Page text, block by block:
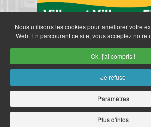
Retrait des données personnelles
Plan du
Nous utilisons les cookies pour améliorer votre
Web. En parcourant ce site, vous acceptez notre
Ok, j'ai compris !
Je refuse
Paramètres
Plus d'infos